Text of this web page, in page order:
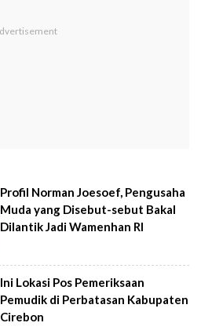
Profil Norman Joesoef, Pengusaha
Muda yang Disebut-sebut Bakal
Dilantik Jadi Wamenhan RI
Ini Lokasi Pos Pemeriksaan
Pemudik di Perbatasan Kabupaten
Cirebon